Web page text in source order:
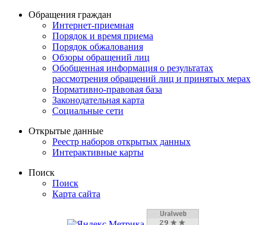
Обращения граждан
Интернет-приемная
Порядок и время приема
Порядок обжалования
Обзоры обращений лиц
Обобщенная информация о результатах
рассмотрения обращений лиц и принятых мерах
Нормативно-правовая база
Законодательная карта
Социальные сети
Открытые данные
Реестр наборов открытых данных
Интерактивные карты
Поиск
Поиск
Карта сайта